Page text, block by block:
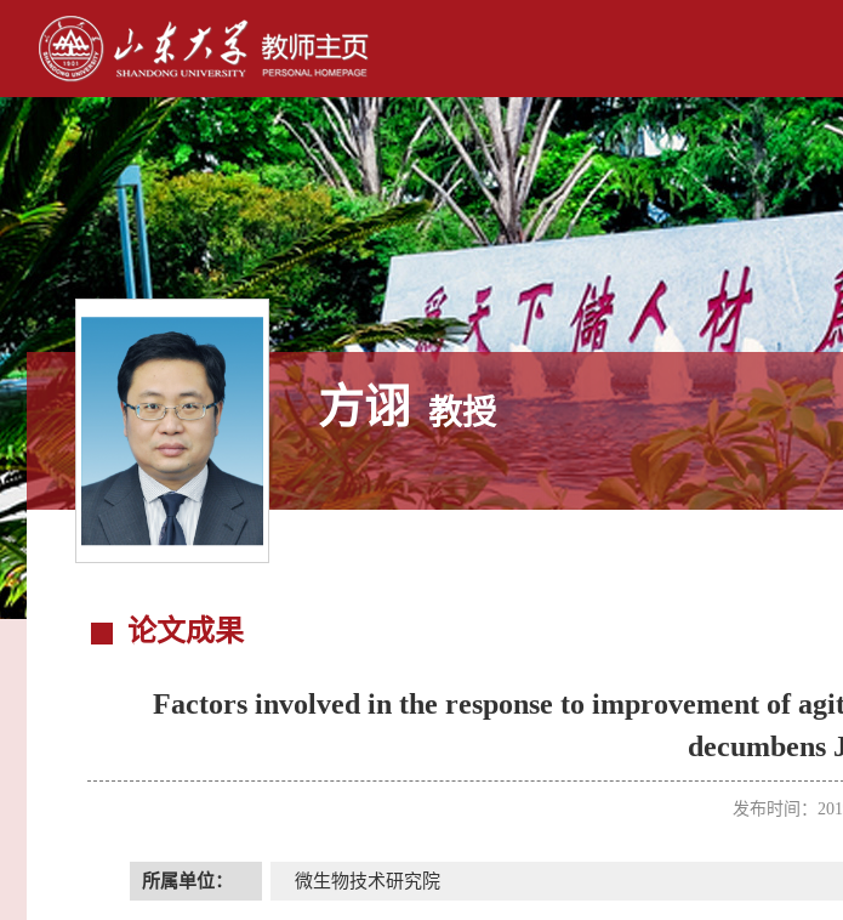
方诩 教授
论文成果
Factors involved in the response to improvement of
decumbens
发布时间：
所属单位： 微生物技术研究院